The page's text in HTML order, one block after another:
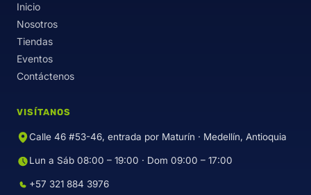
Inicio
Nosotros
Tiendas
Eventos
Contáctenos
VISÍTANOS
Calle 46 #53-46, entrada por Maturín · Medellín, Antioquia
Lun a Sáb 08:00 – 19:00 · Dom 09:00 – 17:00
+57 321 884 3976